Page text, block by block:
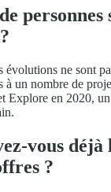
personnes
évolutions ne sont
à un nombre de
Explore en 2020,
vous déjà
?